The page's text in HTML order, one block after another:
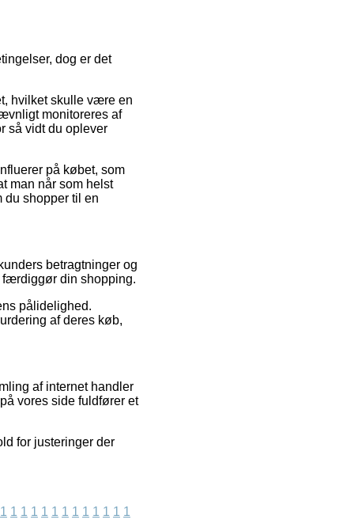
dog er det
hvilket skulle være en
monitoreres af
så vidt du oplever
på købet, som
man når som helst
du shopper til en
betragtninger og
færdiggør din shopping.
pålidelighed.
af deres køb,
af internet handler
vores side fuldfører et
for justeringer der
1 1 1 1 1 1 1 1 1 1 1 1 1